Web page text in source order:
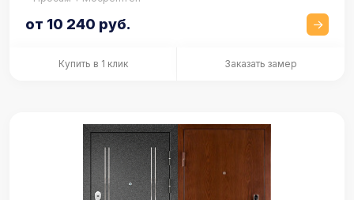
от 10 240 руб.
Купить в 1 клик Заказать замер